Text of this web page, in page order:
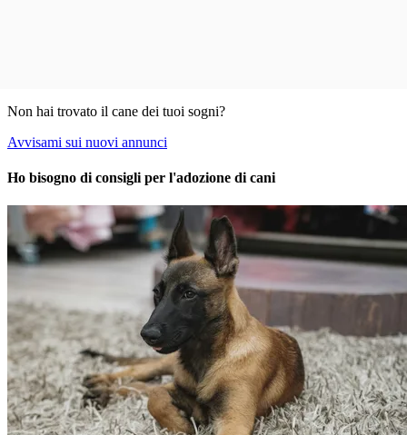
Non hai trovato il cane dei tuoi sogni?
Avvisami sui nuovi annunci
Ho bisogno di consigli per l'adozione di cani